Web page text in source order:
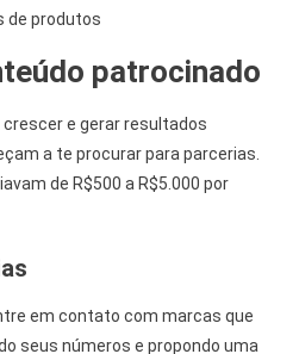
de produtos
patrocinado
e gerar resultados
a te procurar para parcerias.
de R$500 a R$5.000 por
em contato com marcas que
seus números e propondo uma